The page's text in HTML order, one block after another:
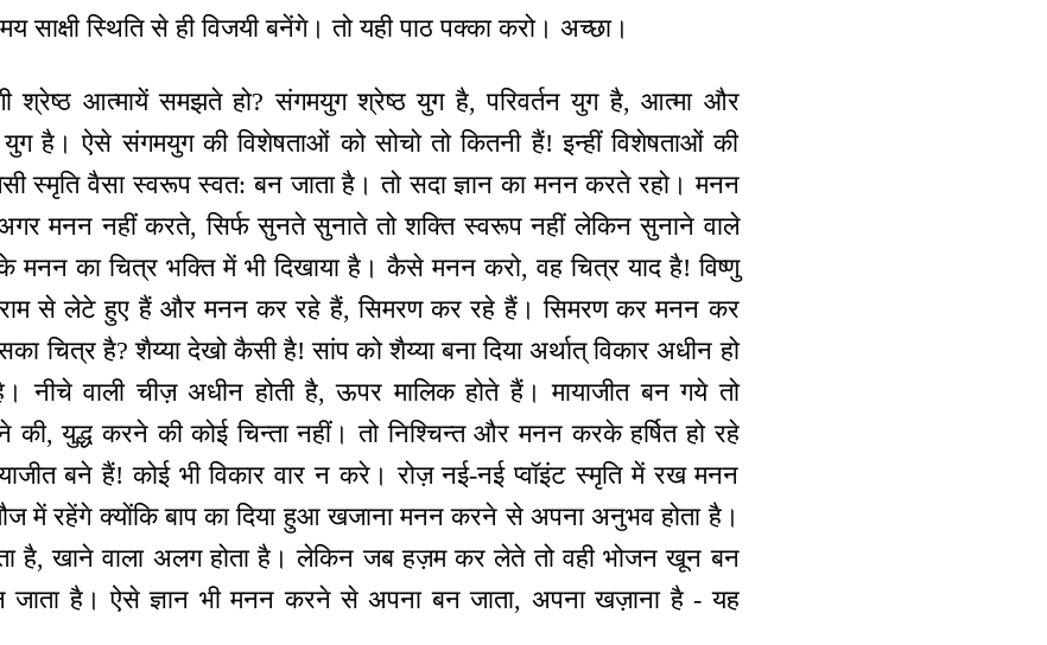
साक्षी स्थिति से ही विजयी बनेंगे। तो यही पाठ पक्का करो। अच्छा।
श्रेष्ठ आत्मायें समझते हो? संगमयुग श्रेष्ठ युग है, परिवर्तन युग है, आत्मा और
है। ऐसे संगमयुग की विशेषताओं को सोचो तो कितनी हैं! इन्हीं विशेषताओं की
स्मृति वैसा स्वरूप स्वत: बन जाता है। तो सदा ज्ञान का मनन करते रहो। मनन
मनन नहीं करते, सिर्फ सुनते सुनाते तो शक्ति स्वरूप नहीं लेकिन सुनाने वाले
का चित्र भक्ति में भी दिखाया है। कैसे मनन करो, वह चित्र याद है! विष्णु
से लेटे हुए हैं और मनन कर रहे हैं, सिमरण कर रहे हैं। सिमरण कर मनन कर
चित्र है? शैय्या देखो कैसी है! सांप को शैय्या बना दिया अर्थात् विकार अधीन हो
वाली चीज़ अधीन होती है, ऊपर मालिक होते हैं। मायाजीत बन गये तो
की, युद्ध करने की कोई चिन्ता नहीं। तो निश्चिन्त और मनन करके हर्षित हो रहे
बने हैं! कोई भी विकार वार न करे। रोज़ नई-नई प्वॉइंट स्मृति में रख मनन
में रहेंगे क्योंकि बाप का दिया हुआ खजाना मनन करने से अपना अनुभव होता है।
है, खाने वाला अलग होता है। लेकिन जब हज़म कर लेते तो वही भोजन खून बन
है। ऐसे ज्ञान भी मनन करने से अपना बन जाता, अपना खज़ाना है - यह